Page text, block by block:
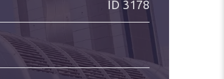
ID 3178